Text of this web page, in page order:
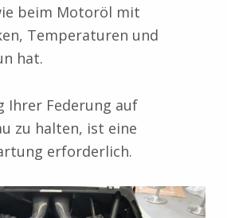
beim Motoröl mit
Temperaturen und
hat.
Ihrer Federung auf
zu halten, ist eine
erforderlich.